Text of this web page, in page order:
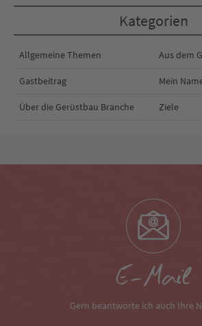
Kategorien
Allgemeine Themen Aus dem
Gastbeitrag Mein
Über die Gerüstbau Branche Ziele
E-Mail
Gern beantworte ich auch Ihre